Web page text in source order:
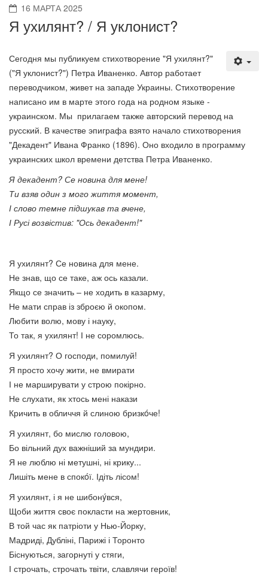
16 МАРТА 2025
Я ухилянт? / Я уклонист?
Сегодня мы публикуем стихотворение "Я ухилянт?"
("Я уклонист?") Петра Иваненко. Автор работает
переводчиком, живет на западе Украины. Стихотворение
написано им в марте этого года на родном языке -
украинском. Мы прилагаем также авторский перевод на
русский. В качестве эпиграфа взято начало стихотворения
"Декадент" Ивана Франко (1896). Оно входило в программу
украинских школ времени детства Петра Иваненко.
Я декадент? Се новина для мене!
Ти взяв один з мого життя момент,
І слово темне підшукав та вчене,
І Русі возвістив: "Ось декадент!"
Я ухилянт? Се новина для мене.
Не знав, що се таке, аж ось казали.
Якщо се значить – не ходить в казарму,
Не мати справ із зброєю й окопом.
Любити волю, мову і науку,
То так, я ухилянт! І не соромлюсь.
Я ухилянт? О господи, помилуй!
Я просто хочу жити, не вмирати
І не марширувати у строю покірно.
Не слухати, як хтось мені накази
Кричить в обличчя й слиною бризкóче!
Я ухилянт, бо мислю головою,
Бо вільний дух важніший за мундири.
Я не люблю ні метушні, ні крику...
Лишіть мене в спокóї. Ідіть лісом!
Я ухилянт, і я не шибонýвся,
Щоби життя своє покласти на жертовник,
В той час як патріоти у Нью-Йорку,
Мадриді, Дубліні, Парижі і Торонто
Біснуються, загорнуті у стяги,
І строчать, строчать твіти, славлячи героїв!